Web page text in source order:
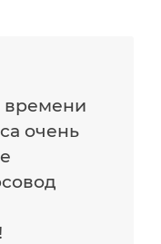
времени
очень